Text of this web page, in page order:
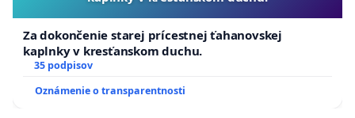
Za dokončenie starej prícestnej ťahanovskej
kaplnky v kresťanskom duchu.
35 podpisov
Oznámenie o transparentnosti